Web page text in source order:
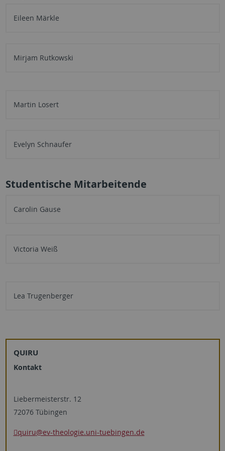
Eileen Märkle
Mirjam Rutkowski
Martin Losert
Evelyn Schnaufer
Studentische Mitarbeitende
Carolin Gause
Victoria Weiß
Lea Trugenberger
QUIRU
Kontakt
Liebermeisterstr. 12
72076 Tübingen
quiru@ev-theologie.uni-tuebingen.de